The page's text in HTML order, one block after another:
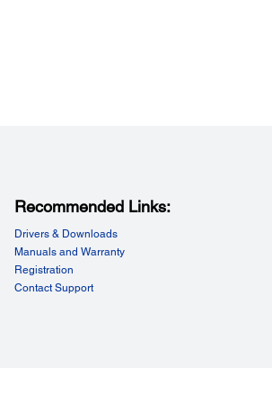
Recommended Links:
Drivers & Downloads
Manuals and Warranty
Registration
Contact Support